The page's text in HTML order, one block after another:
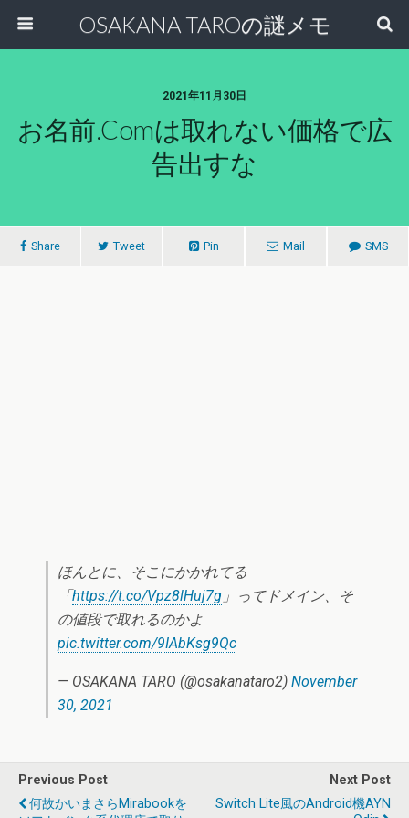
OSAKANA TAROの謎メモ
2021年11月30日
お名前.comは取れない価格で広
告出すな
Share Tweet Pin Mail SMS
ほんとに、そこにかかれてる
「https://t.co/Vpz8lHuj7g 」ってドメイン、そ
の値段で取れるのかよ
pic.twitter.com/9IAbKsg9Qc
— OSAKANA TARO (@osakanataro2) November
30, 2021
Previous Post
何故かいまさらMirabookを
Next Post
Switch Lite風のAndroid機AYN